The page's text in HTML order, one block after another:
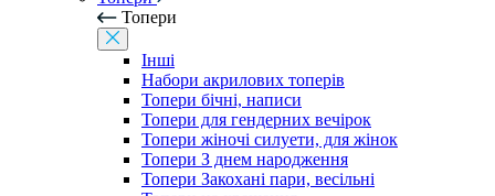
Топери
Інші
Набори акрилових топерів
Топери бічні, написи
Топери для гендерних вечірок
Топери жіночі силуети, для жінок
Топери З днем ​​народження
Топери Закохані пари, весільні